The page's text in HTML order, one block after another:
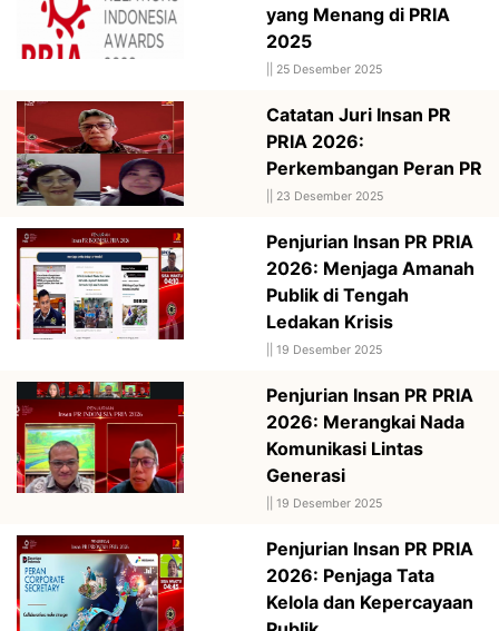
yang Menang di PRIA
2025
25 Desember 2025
Catatan Juri Insan PR
PRIA 2026:
Perkembangan Peran PR
23 Desember 2025
Penjurian Insan PR PRIA
2026: Menjaga Amanah
Publik di Tengah
Ledakan Krisis
19 Desember 2025
Penjurian Insan PR PRIA
2026: Merangkai Nada
Komunikasi Lintas
Generasi
19 Desember 2025
Penjurian Insan PR PRIA
2026: Penjaga Tata
Kelola dan Kepercayaan